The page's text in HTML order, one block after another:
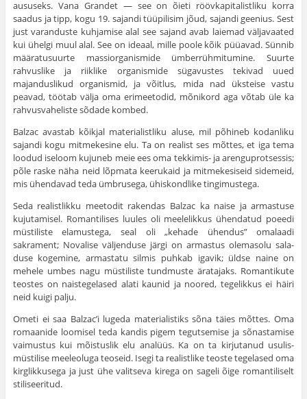
aususeks. Vana Grandet — see on õieti röövkapitalistliku korra
saadus ja tipp, kogu 19. sajandi tüü­pilisim jõud, sajandi geenius. Sest
just varanduste kuhja­mise alal see sajand avab laiemad väljavaated
kui ühelgi muul alal. See on ideaal, mille poole kõik püüavad. Sünnib
määratusuurte massiorganismide ümberrühmitumine. Suurte
rahvuslike ja riiklike organismide sügavustes tekivad uued
majanduslikud organismid, ja võitlus, mida nad üksteise vastu
peavad, töötab välja oma erimeetodid, mõnikord aga võtab üle ka
rahvusvaheliste sõdade kombed.
Balzac avastab kõikjal materialistliku aluse, mil põhineb kodanliku
sajandi kogu mitmekesine elu. Ta on realist ses mõttes, et iga tema
loodud iseloom kujuneb meie ees oma tekkimis- ja arenguprotsessis;
põle raske näha neid lõpmata keerukaid ja mitmekesi­seid sidemeid,
mis ühendavad teda ümbrusega, ühis­kondlike tingimustega.
Seda realistlikku meetodit rakendas Balzac ka naise ja armastuse
kujutamisel. Romantilises luules oli meelelikkus ühendatud poeedi
müstiliste elamus­tega, seal oli „kehade ühendus” omalaadi
sakrament; Novalise väljenduse järgi on armastus olemasolu sala­
duse kogemine, armastatu silmis puhkab igavik; üldse naine on
mehele umbes nagu müstiliste tundmuste äratajaks. Romantikute
teostes on naistegelased alati kaunid ja noored, tegelikkus ei häiri
neid kuigi palju.
Ometi ei saa Balzac’i lugeda materialistiks sõna täies mõttes. Oma
romaanide loomisel teda kandis pigem tegutsemise ja sõnastamise
vaimustus kui mõistuslik elu ana­lüüs. Ka on ta kirjutanud usulis-
müstilise meeleoluga teo­seid. Isegi ta realistlike teoste tegelased oma
kirglikkusega ja just ühe valitseva kirega on sageli õige romantiliselt
stili­seeritud.